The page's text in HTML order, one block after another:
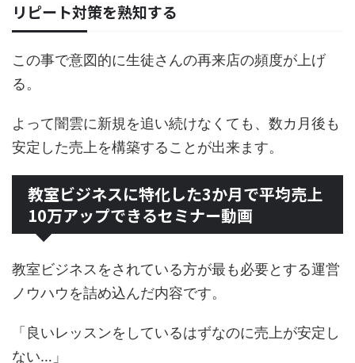
リピート対策を熟知する
この事で意図的に生徒さんの再来店の頻度が上げ
る。
よって闇雲に新規を追い続けなくても、数カ月後も
安定した売上を構築することが出来ます。
教室ビジネスに特化した3か月で平均売上
10万アップできるセミナー動画
教室ビジネスをされている方が最も必要とする運営
ノウハウを詰め込んだ内容です。
「良いレッスンをしているはずなのに売上が安定し
ない…」